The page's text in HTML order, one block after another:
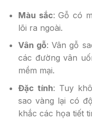
Màu sắc: Gỗ có
lõi ra ngoài.
Vân gỗ: Vân gỗ
các đường vân
mềm mại.
Đặc tính: Tuy
sao vàng lại có
khắc các họa tiết